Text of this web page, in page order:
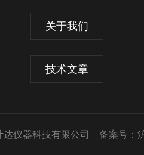
关于我们
技术文章
仪器科技有限公司 备案号：